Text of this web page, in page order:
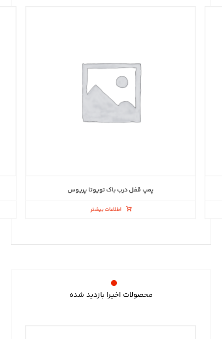
پمپ قفل درب باک تویوتا پریوس
اطلاعات بیشتر
محصولات اخیرا بازدید شده